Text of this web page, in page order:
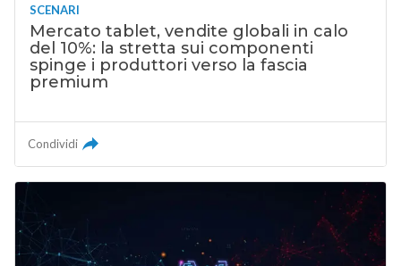
SCENARI
Mercato tablet, vendite globali in calo
del 10%: la stretta sui componenti
spinge i produttori verso la fascia
premium
Condividi